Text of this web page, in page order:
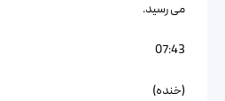
می رسید.
07:43
(خنده)